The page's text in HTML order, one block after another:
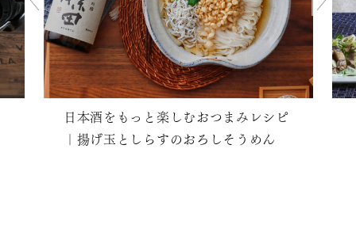
日本酒をもっと楽しむおつまみレシピ
｜揚げ玉としらすのおろしそうめん